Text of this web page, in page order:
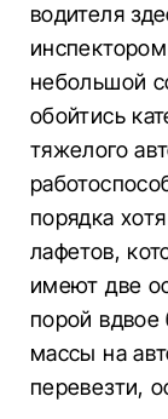
водителя
небольшой
обойтись
тяжелого
порядка
лафетов,
имеют две
порой вдвое
массы на
перевезти,